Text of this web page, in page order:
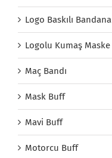
Logo Baskılı Bandana
Logolu Kumaş Maske
Maç Bandı
Mask Buff
Mavi Buff
Motorcu Buff